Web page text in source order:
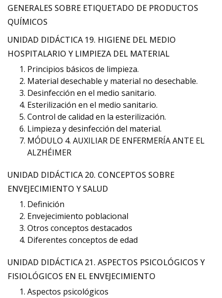
GENERALES SOBRE ETIQUETADO DE PRODUCTOS
QUÍMICOS
UNIDAD DIDÁCTICA 19. HIGIENE DEL MEDIO
HOSPITALARIO Y LIMPIEZA DEL MATERIAL
Principios básicos de limpieza.
Material desechable y material no desechable.
Desinfección en el medio sanitario.
Esterilización en el medio sanitario.
Control de calidad en la esterilización.
Limpieza y desinfección del material.
MÓDULO 4. AUXILIAR DE ENFERMERÍA ANTE EL
ALZHÉIMER
UNIDAD DIDÁCTICA 20. CONCEPTOS SOBRE
ENVEJECIMIENTO Y SALUD
Definición
Envejecimiento poblacional
Otros conceptos destacados
Diferentes conceptos de edad
UNIDAD DIDÁCTICA 21. ASPECTOS PSICOLÓGICOS Y
FISIOLÓGICOS EN EL ENVEJECIMIENTO
Aspectos psicológicos